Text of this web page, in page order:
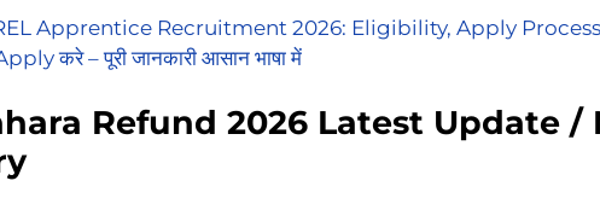
Apprentice Recruitment 2026: Eligibility, Apply
करे – पूरी जानकारी आसान भाषा में
Refund 2026 Latest Update /